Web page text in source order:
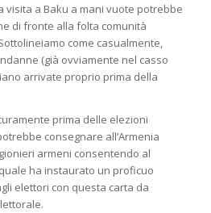
visita a Baku a mani vuote potrebbe
di fronte alla folta comunità
come casualmente,
(già ovviamente nel casso
arrivate proprio prima della
prima delle elezioni
consegnare all’Armenia
armeni consentendo al
ha instaurato un proficuo
elettori con questa carta da